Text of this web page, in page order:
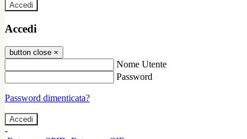
Accedi
Accedi
button close ×
Nome Utente
Password
Password dimenticata?
-